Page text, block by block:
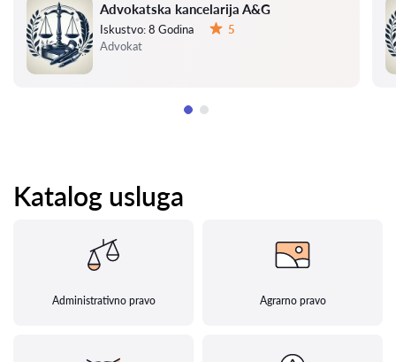
Advokatska kancelarija A&G
Iskustvo:8 Godina
5
Advokat
Katalog usluga
Administrativno pravo Agrarno pravo